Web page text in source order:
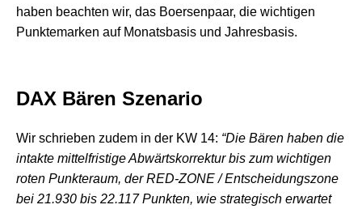
haben beachten wir, das Boersenpaar, die wichtigen
Punktemarken auf Monatsbasis und Jahresbasis.
DAX Bären Szenario
Wir schrieben zudem in der KW 14: “Die Bären haben die
intakte mittelfristige Abwärtskorrektur bis zum wichtigen
roten Punkteraum, der RED-ZONE / Entscheidungszone
bei 21.930 bis 22.117 Punkten, wie strategisch erwartet